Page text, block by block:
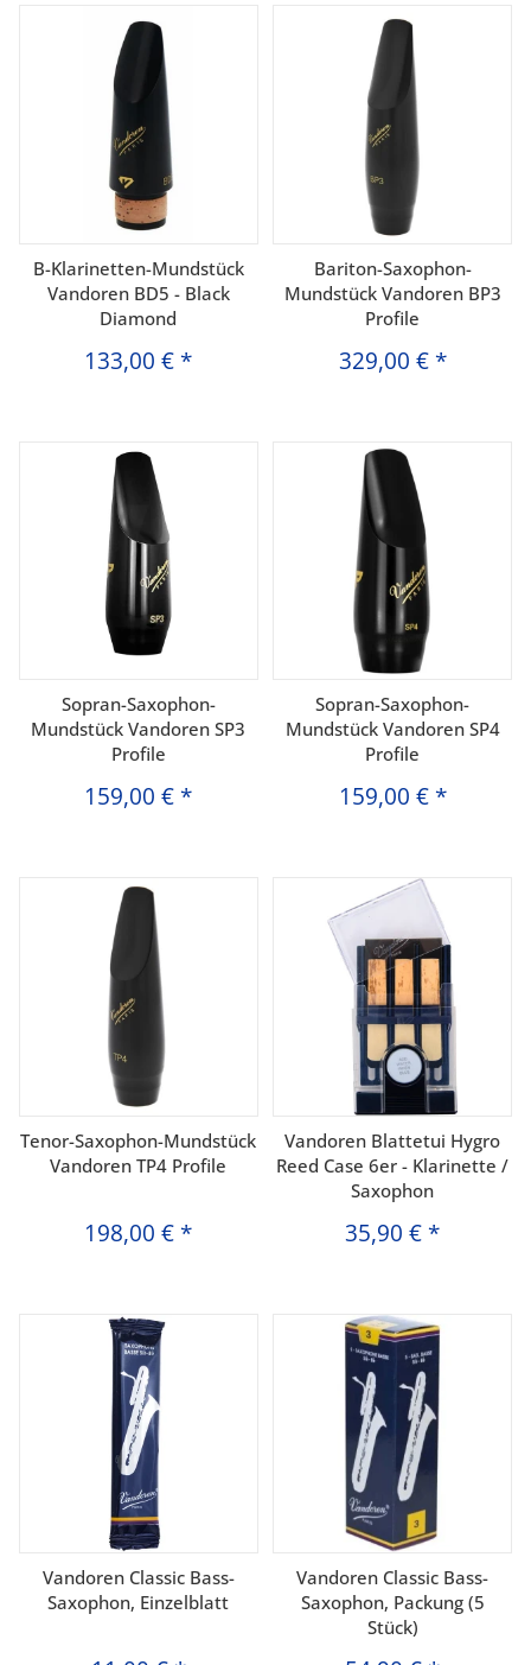
B-Klarinetten-Mundstück
Vandoren BD5 - Black
Diamond
133,00 € *
Bariton-Saxophon-
Mundstück Vandoren BP3
Profile
329,00 € *
Sopran-Saxophon-
Mundstück Vandoren SP3
Profile
159,00 € *
Sopran-Saxophon-
Mundstück Vandoren SP4
Profile
159,00 € *
Tenor-Saxophon-Mundstück
Vandoren TP4 Profile
198,00 € *
Vandoren Blattetui Hygro
Reed Case 6er - Klarinette /
Saxophon
35,90 € *
Vandoren Classic Bass-
Saxophon, Einzelblatt
Vandoren Classic Bass-
Saxophon, Packung (5
Stück)